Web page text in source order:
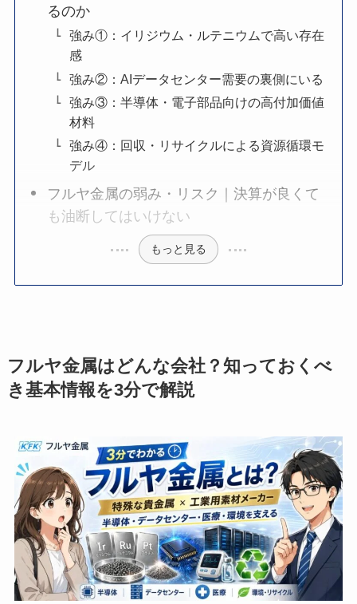
るのか
強み①：イリジウム・ルテニウムで高い存在
感
強み②：AIデータセンター需要の裏側にいる
強み③：半導体・電子部品向けの高付加価値
材料
強み④：回収・リサイクルによる資源循環モ
デル
フルヤ金属の弱み・リスク｜決算が良くて
も油断してはいけない
もっと見る
フルヤ金属はどんな会社？知っておくべ
き基本情報を3分で解説